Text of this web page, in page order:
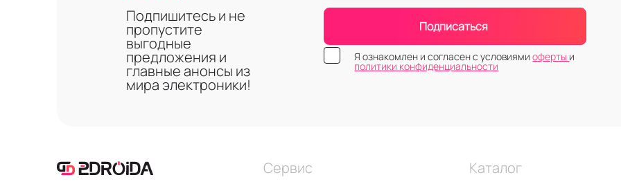
Подпишитесь и не
пропустите
выгодные
предложения и
главные анонсы из
мира электроники!
Подписаться
Я ознакомлен и согласен с условиямиоферты и
политики конфиденциальности
Сервис Каталог